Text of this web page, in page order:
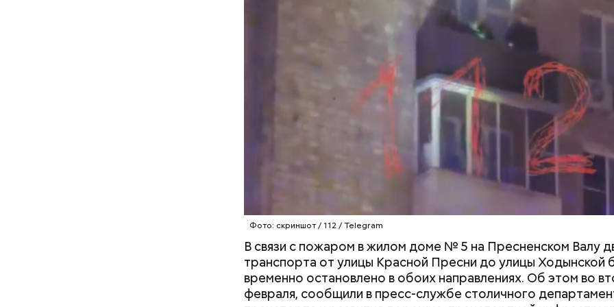
Фото: скриншот / 112 / Telegram
В связи с пожаром в жилом доме № 5 на Пресненском Валу
транспорта от улицы Красной Пресни до улицы Ходынской
временно остановлено в обоих направлениях. Об этом во
февраля, сообщили в пресс-службе столичного
Следователи считали, что в период с 2019 по 2021 год
уклонился от уплаты налогов на более чем 170 миллионов
деньги он якобы распределил между родственниками и
подконтрольные родственникам лицевые счета, — пояснили в
московской прокуратуре.
Кто еще был жертвой Миссюры
Примечательно, что летом 2023 года на Мутаева уже
Школы единоборств. Тогда неизвестный несколько раз